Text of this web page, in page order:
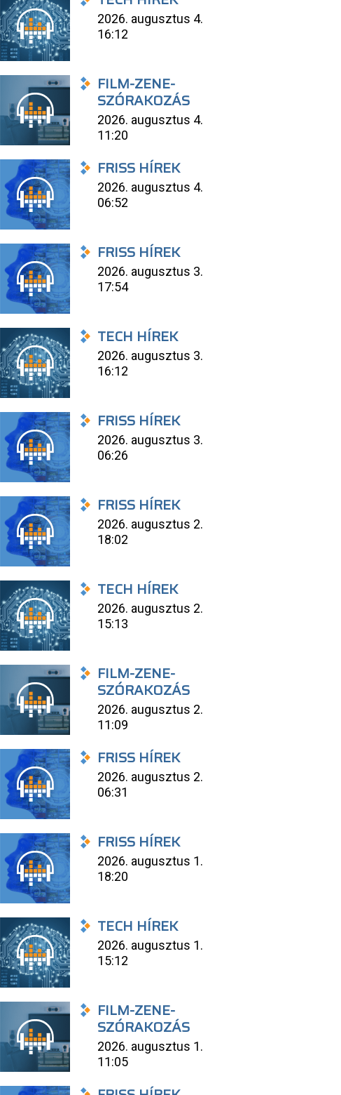
2026. augusztus 4.
16:12
FILM-ZENE-
SZÓRAKOZÁS
2026. augusztus 4.
11:20
FRISS HÍREK
2026. augusztus 4.
06:52
FRISS HÍREK
2026. augusztus 3.
17:54
TECH HÍREK
2026. augusztus 3.
16:12
FRISS HÍREK
2026. augusztus 3.
06:26
FRISS HÍREK
2026. augusztus 2.
18:02
TECH HÍREK
2026. augusztus 2.
15:13
FILM-ZENE-
SZÓRAKOZÁS
2026. augusztus 2.
11:09
FRISS HÍREK
2026. augusztus 2.
06:31
FRISS HÍREK
2026. augusztus 1.
18:20
TECH HÍREK
2026. augusztus 1.
15:12
FILM-ZENE-
SZÓRAKOZÁS
2026. augusztus 1.
11:05